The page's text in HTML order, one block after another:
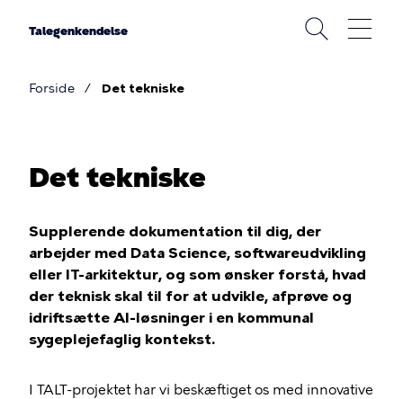
Talegenkendelse
Forside Det tekniske
Det tekniske
Supplerende dokumentation til dig, der
arbejder med Data Science, softwareudvikling
eller IT-arkitektur, og som ønsker forstå, hvad
der teknisk skal til for at udvikle, afprøve og
idriftsætte AI-løsninger i en kommunal
sygeplejefaglig kontekst.
I TALT-projektet har vi beskæftiget os med innovative